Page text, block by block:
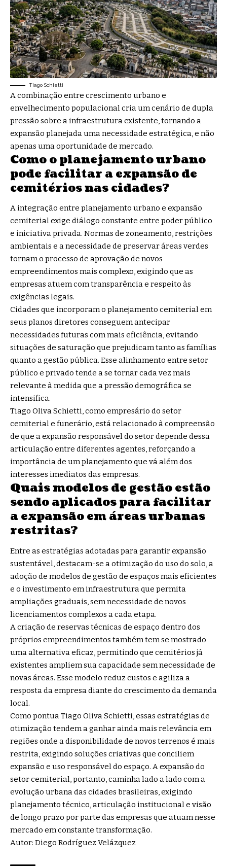
Tiago Schietti
A combinação entre crescimento urbano e
envelhecimento populacional cria um cenário de dupla
pressão sobre a infraestrutura existente, tornando a
expansão planejada uma necessidade estratégica, e não
apenas uma oportunidade de mercado.
Como o planejamento urbano
pode facilitar a expansão de
cemitérios nas cidades?
A integração entre planejamento urbano e expansão
cemiterial exige diálogo constante entre poder público
e iniciativa privada. Normas de zoneamento, restrições
ambientais e a necessidade de preservar áreas verdes
tornam o processo de aprovação de novos
empreendimentos mais complexo, exigindo que as
empresas atuem com transparência e respeito às
exigências legais.
Cidades que incorporam o planejamento cemiterial em
seus planos diretores conseguem antecipar
necessidades futuras com mais eficiência, evitando
situações de saturação que prejudicam tanto as famílias
quanto a gestão pública. Esse alinhamento entre setor
público e privado tende a se tornar cada vez mais
relevante à medida que a pressão demográfica se
intensifica.
Tiago Oliva Schietti, como empresário do setor
cemiterial e funerário, está relacionado à compreensão
de que a expansão responsável do setor depende dessa
articulação entre diferentes agentes, reforçando a
importância de um planejamento que vá além dos
interesses imediatos das empresas.
Quais modelos de gestão estão
sendo aplicados para facilitar
a expansão em áreas urbanas
restritas?
Entre as estratégias adotadas para garantir expansão
sustentável, destacam-se a otimização do uso do solo, a
adoção de modelos de gestão de espaços mais eficientes
e o investimento em infraestrutura que permita
ampliações graduais, sem necessidade de novos
licenciamentos complexos a cada etapa.
A criação de reservas técnicas de espaço dentro dos
próprios empreendimentos também tem se mostrado
uma alternativa eficaz, permitindo que cemitérios já
existentes ampliem sua capacidade sem necessidade de
novas áreas. Esse modelo reduz custos e agiliza a
resposta da empresa diante do crescimento da demanda
local.
Como pontua Tiago Oliva Schietti, essas estratégias de
otimização tendem a ganhar ainda mais relevância em
regiões onde a disponibilidade de novos terrenos é mais
restrita, exigindo soluções criativas que conciliem
expansão e uso responsável do espaço. A expansão do
setor cemiterial, portanto, caminha lado a lado com a
evolução urbana das cidades brasileiras, exigindo
planejamento técnico, articulação institucional e visão
de longo prazo por parte das empresas que atuam nesse
mercado em constante transformação.
Autor: Diego Rodríguez Velázquez